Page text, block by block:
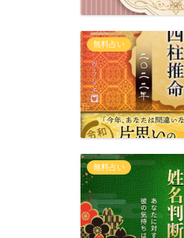
無料占い
無料占い